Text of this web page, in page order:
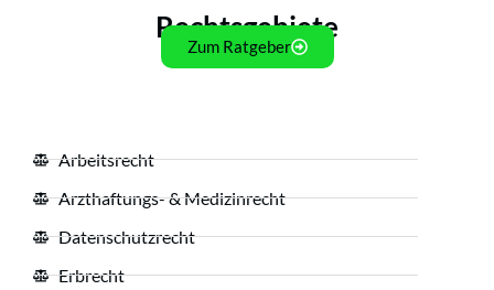
Rechtsgebiete
Zum Ratgeber
Arbeitsrecht
Arzthaftungs- & Medizinrecht
Datenschutzrecht
Erbrecht